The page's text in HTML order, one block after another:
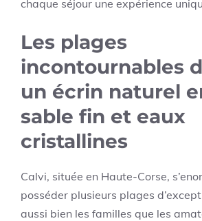
chaque séjour une expérience
Les plages
incontournables
un écrin naturel
sable fin et eaux
cristallines
Calvi, située en Haute-Corse,
posséder plusieurs plages
aussi bien les familles que les